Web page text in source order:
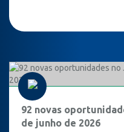
92 novas
de junho de 2026